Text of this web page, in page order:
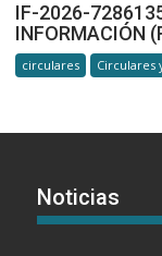
IF-2026-
INFORMACIÓN
circulares Circulares
Noticias